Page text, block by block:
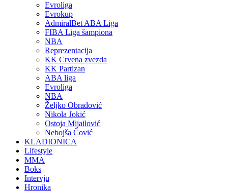
Evroliga
Evrokup
AdmiralBet ABA Liga
FIBA Liga šampiona
NBA
Reprezentacija
KK Crvena zvezda
KK Partizan
ABA liga
Evroliga
NBA
Željko Obradović
Nikola Jokić
Ostoja Mijailović
Nebojša Čović
KLADIONICA
Lifestyle
MMA
Boks
Intervju
Hronika